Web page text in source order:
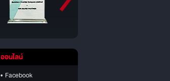
ออนไลน์
• Facebook